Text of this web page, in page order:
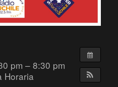
pm – 8:30 pm
Horaria